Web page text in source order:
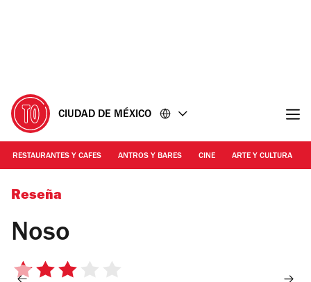
CIUDAD DE MÉXICO
RESTAURANTES Y CAFES ANTROS Y BARES CINE ARTE Y CULTURA
Foto: Alejandra Carbajal
Reseña
Noso
3